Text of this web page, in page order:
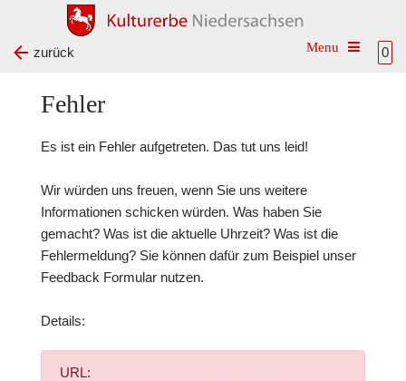
0
Toggle
zurück
Fehler
Es ist ein Fehler aufgetreten. Das tut uns leid!
Wir würden uns freuen, wenn Sie uns weitere
Informationen schicken würden. Was haben Sie
gemacht? Was ist die aktuelle Uhrzeit? Was ist die
Fehlermeldung? Sie können dafür zum Beispiel unser
Feedback Formularnutzen.
Details:
URL: